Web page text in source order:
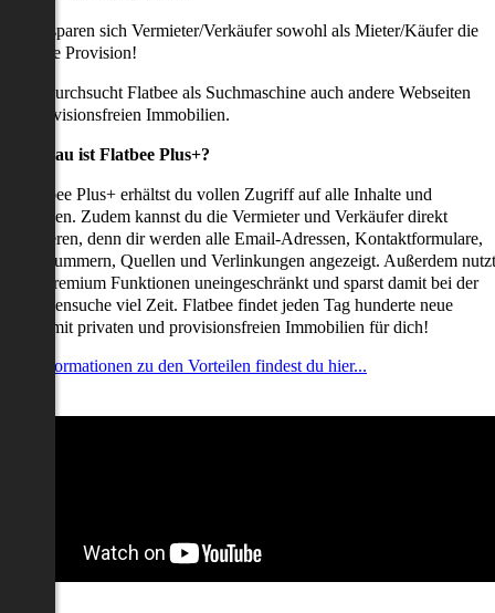
uns sparen sich Vermieter/Verkäufer sowohl als Mieter/Käufer die
Provision!
durchsucht Flatbee als Suchmaschine auch andere Webseiten
provisionsfreien Immobilien.
genau ist Flatbee Plus+?
Flatbee Plus+ erhältst du vollen Zugriff auf alle Inhalte und
Zudem kannst du die Vermieter und Verkäufer direkt
denn dir werden alle Email-Adressen, Kontaktformulare,
Quellen und Verlinkungen angezeigt. Außerdem nutzt
alle Premium Funktionen uneingeschränkt und sparst damit bei der
viel Zeit. Flatbee findet jeden Tag hunderte neue
mit privaten und provisionsfreien Immobilien für dich!
Informationen zu den Vorteilen findest du hier...